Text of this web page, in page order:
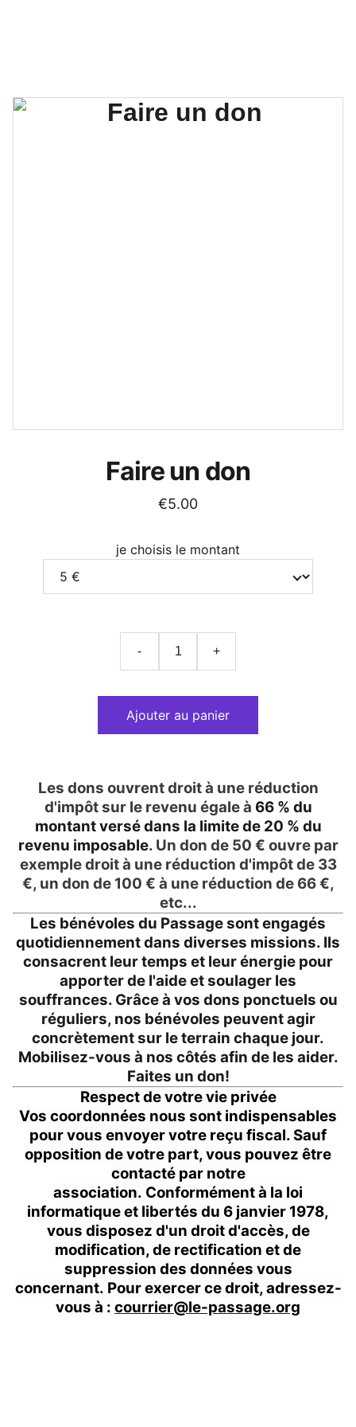
Faire un don
€5.00
je choisis le montant
- +
Ajouter au panier
Les dons ouvrent droit à une réduction
d'impôt sur le revenu égale à 66 % du
montant versé dans la limite de 20 % du
revenu imposable. Un don de 50 € ouvre par
exemple droit à une réduction d'impôt de 33
€, un don de 100 € à une réduction de 66 €,
etc...
Les bénévoles du Passage sont engagés
quotidiennement dans diverses missions. Ils
consacrent leur temps et leur énergie pour
apporter de l'aide et soulager les
souffrances. Grâce à vos dons ponctuels ou
réguliers, nos bénévoles peuvent agir
concrètement sur le terrain chaque jour.
Mobilisez-vous à nos côtés afin de les aider.
Faites un don!
Respect de votre vie privée
Vos coordonnées nous sont indispensables
pour vous envoyer votre reçu fiscal. Sauf
opposition de votre part, vous pouvez être
contacté par notre
association. Conformément à la loi
informatique et libertés du 6 janvier 1978,
vous disposez d'un droit d'accès, de
modification, de rectification et de
suppression des données vous
concernant. Pour exercer ce droit, adressez-
vous à : courrier@le-passage.org